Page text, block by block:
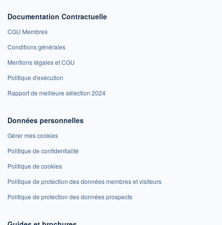
Documentation Contractuelle
CGU Membres
Conditions générales
Mentions légales et CGU
Politique d'exécution
Rapport de meilleure sélection 2024
Données personnelles
Gérer mes cookies
Politique de confidentialité
Politique de cookies
Politique de protection des données membres et visiteurs
Politique de protection des données prospects